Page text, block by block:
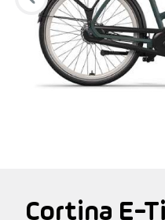
Cortina E-